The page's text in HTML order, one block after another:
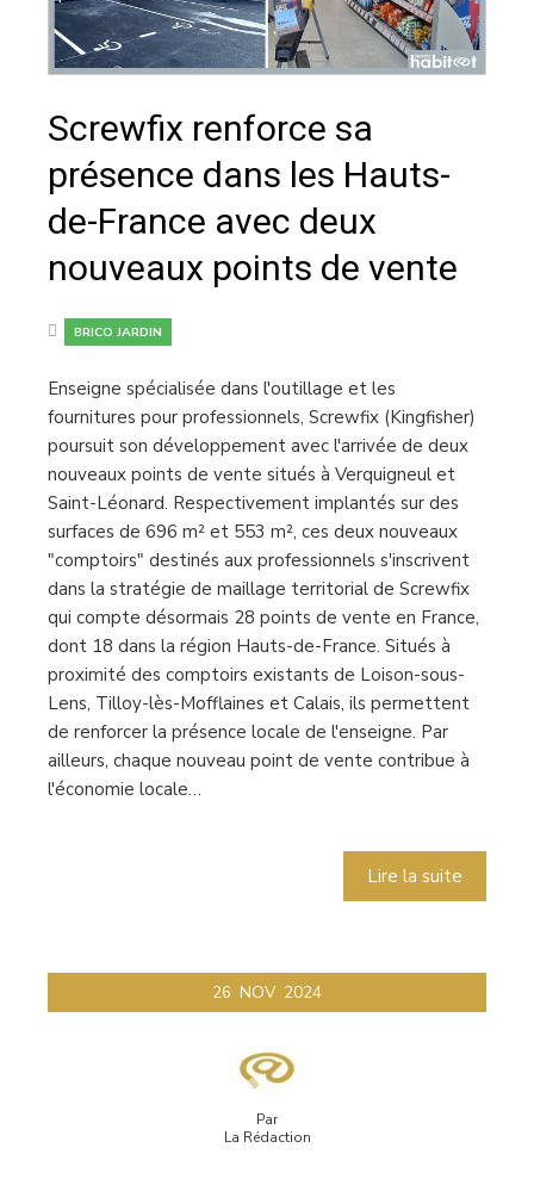
Screwfix renforce sa
présence dans les Hauts-
de-France avec deux
nouveaux points de vente
BRICO JARDIN
Enseigne spécialisée dans l'outillage et les
fournitures pour professionnels, Screwfix (Kingfisher)
poursuit son développement avec l'arrivée de deux
nouveaux points de vente situés à Verquigneul et
Saint-Léonard. Respectivement implantés sur des
surfaces de 696 m² et 553 m², ces deux nouveaux
"comptoirs" destinés aux professionnels s'inscrivent
dans la stratégie de maillage territorial de Screwfix
qui compte désormais 28 points de vente en France,
dont 18 dans la région Hauts-de-France. Situés à
proximité des comptoirs existants de Loison-sous-
Lens, Tilloy-lès-Mofflaines et Calais, ils permettent
de renforcer la présence locale de l'enseigne. Par
ailleurs, chaque nouveau point de vente contribue à
l'économie locale…
Lire la suite
26 NOV 2024
Par
La Rédaction